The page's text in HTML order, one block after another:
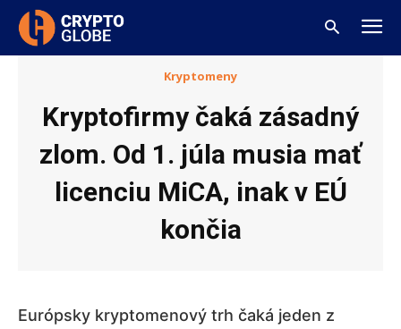
Kryptomeny
Kryptofirmy čaká zásadný
zlom. Od 1. júla musia mať
licenciu MiCA, inak v EÚ
končia
Európsky kryptomenový trh čaká jeden z